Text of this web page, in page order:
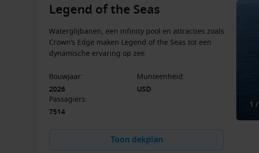
1
Legend of the Seas
Waterglijbanen, een infinity pool en attracties zoals
Crown’s Edge maken Legend of the Seas tot een
dynamische ervaring op zee.
Bouwjaar:
2026
Munteenheid:
USD
Passagiers:
7514
Toon dekplan